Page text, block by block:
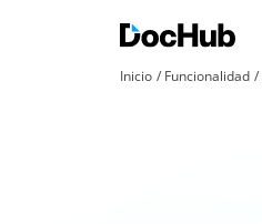
Inicio Funcionalidad